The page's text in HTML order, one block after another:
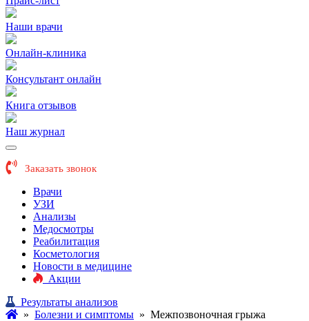
Наши врачи
Онлайн-клиника
Консультант онлайн
Книга отзывов
Наш журнал
Заказать звонок
Врачи
УЗИ
Анализы
Медосмотры
Реабилитация
Косметология
Новости в медицине
Акции
Результаты анализов
» Болезни и симптомы » Межпозвоночная грыжа